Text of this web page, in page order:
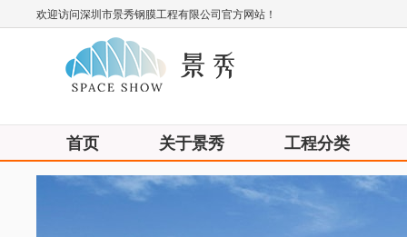
欢迎访问深圳市景秀钢膜工程有限公司官方网站！
首页 关于景秀 工程分类